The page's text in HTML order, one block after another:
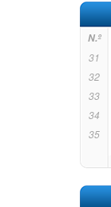
N.º
31
32
33
34
35